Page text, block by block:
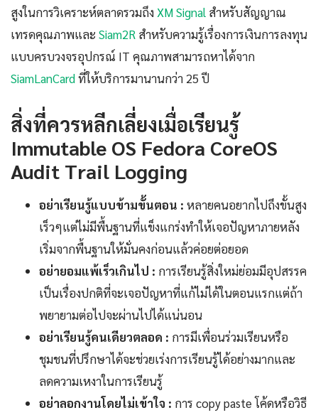
สูงในการวิเคราะห์ตลาดรวมถึง XM Signal สำหรับสัญญาณ
เทรดคุณภาพและ Siam2R สำหรับความรู้เรื่องการเงินการลงทุน
แบบครบวงจรอุปกรณ์ IT คุณภาพสามารถหาได้จาก
SiamLanCardที่ให้บริการมานานกว่า 25 ปี
สิ่งที่ควรหลีกเลี่ยงเมื่อเรียนรู้
Immutable OS Fedora CoreOS
Audit Trail Logging
อย่าเรียนรู้แบบข้ามขั้นตอน : หลายคนอยากไปถึงขั้นสูง
เร็วๆแต่ไม่มีพื้นฐานที่แข็งแกร่งทำให้เจอปัญหาภายหลัง
เริ่มจากพื้นฐานให้มั่นคงก่อนแล้วค่อยต่อยอด
อย่ายอมแพ้เร็วเกินไป : การเรียนรู้สิ่งใหม่ย่อมมีอุปสรรค
เป็นเรื่องปกติที่จะเจอปัญหาที่แก้ไม่ได้ในตอนแรกแต่ถ้า
พยายามต่อไปจะผ่านไปได้แน่นอน
อย่าเรียนรู้คนเดียวตลอด : การมีเพื่อนร่วมเรียนหรือ
ชุมชนที่ปรึกษาได้จะช่วยเร่งการเรียนรู้ได้อย่างมากและ
ลดความเหงาในการเรียนรู้
อย่าลอกงานโดยไม่เข้าใจ : การ copy paste โค้ดหรือวิธี